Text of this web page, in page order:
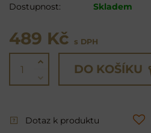
Dostupnost:
Skladem
489 Kč s DPH
DO KOŠÍKU
Dotaz k produktu